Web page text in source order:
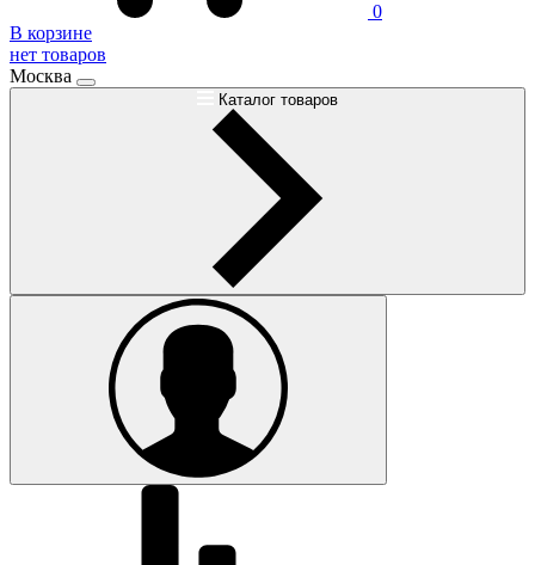
0
В корзине
нет товаров
Москва
Каталог товаров